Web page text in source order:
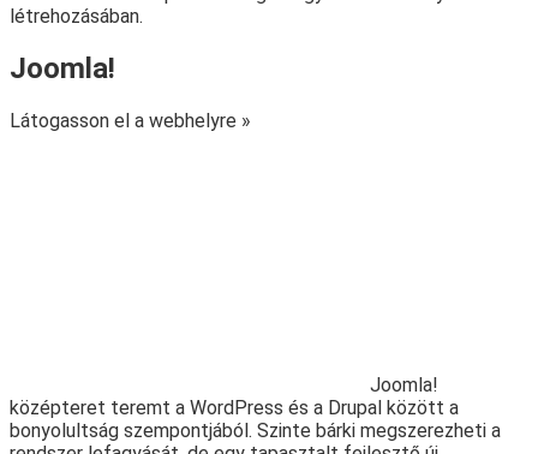
létrehozásában.
Joomla!
Látogasson el a webhelyre »
Joomla!
középteret teremt a WordPress és a Drupal között a
bonyolultság szempontjából. Szinte bárki megszerezheti a